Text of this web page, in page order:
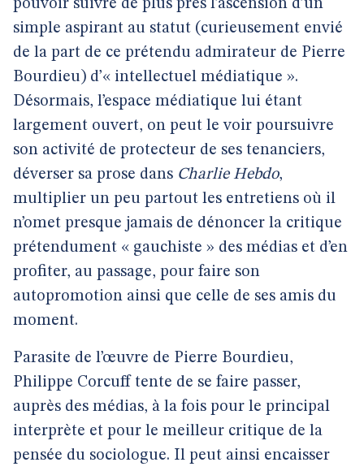
pouvoir suivre de plus près l’ascension d’un
simple aspirant au statut (curieusement envié
de la part de ce prétendu admirateur de Pierre
Bourdieu) d’« intellectuel médiatique ».
Désormais, l’espace médiatique lui étant
largement ouvert, on peut le voir poursuivre
son activité de protecteur de ses tenanciers,
déverser sa prose dans Charlie Hebdo,
multiplier un peu partout les entretiens où il
n’omet presque jamais de dénoncer la critique
prétendument « gauchiste » des médias et d’en
profiter, au passage, pour faire son
autopromotion ainsi que celle de ses amis du
moment.
Parasite de l’œuvre de Pierre Bourdieu,
Philippe Corcuff tente de se faire passer,
auprès des médias, à la fois pour le principal
interprète et pour le meilleur critique de la
pensée du sociologue. Il peut ainsi encaisser